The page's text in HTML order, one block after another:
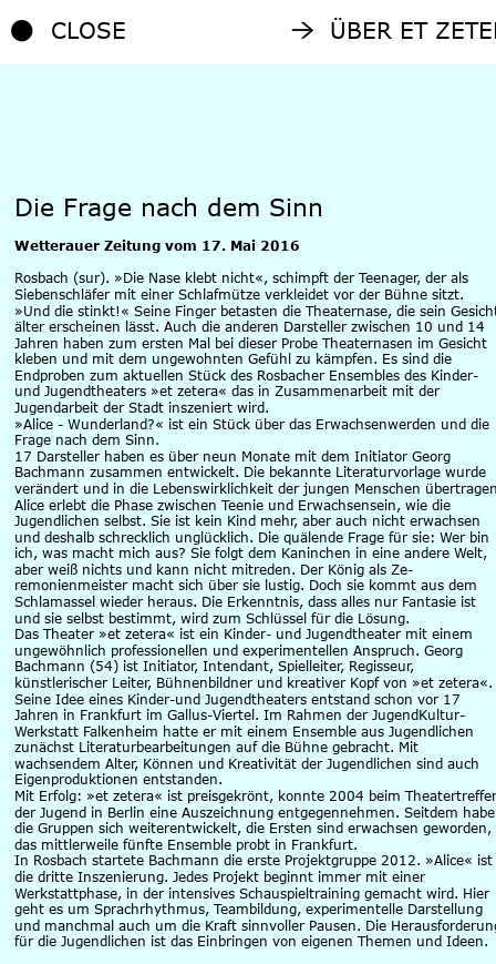
CLOSE ÜBER ET
Die Frage nach dem Sinn
Wetterauer Zeitung vom 17. Mai 2016
Rosbach (sur). »Die Nase klebt nicht«, schimpft der Teenager, der als
Siebenschläfer mit einer Schlafmütze verkleidet vor der Bühne sitzt.
»Und die stinkt!« Seine Finger betasten die Theaternase, die sein
älter erscheinen lässt. Auch die anderen Darsteller zwischen 10 und 14
Jahren haben zum ersten Mal bei dieser Probe Theaternasen im Gesicht
kleben und mit dem ungewohnten Gefühl zu kämpfen. Es sind die
Endproben zum aktuellen Stück des Rosbacher Ensembles des Kinder-
und Jugendtheaters »et zetera« das in Zusammenarbeit mit der
Jugendarbeit der Stadt inszeniert wird.
»Alice - Wunderland?« ist ein Stück über das Erwachsenwerden und die
Frage nach dem Sinn.
17 Darsteller haben es über neun Monate mit dem Initiator Georg
Bachmann zusammen entwickelt. Die bekannte Literaturvorlage wurde
verändert und in die Lebenswirklichkeit der jungen Menschen
Alice erlebt die Phase zwischen Teenie und Erwachsensein, wie die
Jugendlichen selbst. Sie ist kein Kind mehr, aber auch nicht erwachsen
und deshalb schrecklich unglücklich. Die quälende Frage für sie: Wer bin
ich, was macht mich aus? Sie folgt dem Kaninchen in eine andere Welt,
aber weiß nichts und kann nicht mitreden. Der König als Ze-
remonienmeister macht sich über sie lustig. Doch sie kommt aus dem
Schlamassel wieder heraus. Die Erkenntnis, dass alles nur Fantasie ist
und sie selbst bestimmt, wird zum Schlüssel für die Lösung.
Das Theater »et zetera« ist ein Kinder- und Jugendtheater mit einem
ungewöhnlich professionellen und experimentellen Anspruch. Georg
Bachmann (54) ist Initiator, Intendant, Spielleiter, Regisseur,
künstlerischer Leiter, Bühnenbildner und kreativer Kopf von »et zetera«.
Seine Idee eines Kinder-und Jugendtheaters entstand schon vor 17
Jahren in Frankfurt im Gallus-Viertel. Im Rahmen der JugendKultur-
Werkstatt Falkenheim hatte er mit einem Ensemble aus Jugendlichen
zunächst Literaturbearbeitungen auf die Bühne gebracht. Mit
wachsendem Alter, Können und Kreativität der Jugendlichen sind auch
Eigenproduktionen entstanden.
Mit Erfolg: »et zetera« ist preisgekrönt, konnte 2004 beim
der Jugend in Berlin eine Auszeichnung entgegennehmen. Seitdem
die Gruppen sich weiterentwickelt, die Ersten sind erwachsen geworden,
das mittlerweile fünfte Ensemble probt in Frankfurt.
In Rosbach startete Bachmann die erste Projektgruppe 2012. »Alice« ist
die dritte Inszenierung. Jedes Projekt beginnt immer mit einer
Werkstattphase, in der intensives Schauspieltraining gemacht wird. Hier
geht es um Sprachrhythmus, Teambildung, experimentelle Darstellung
und manchmal auch um die Kraft sinnvoller Pausen. Die
für die Jugendlichen ist das Einbringen von eigenen Themen und Ideen.
ÜBER ET
CLOSE